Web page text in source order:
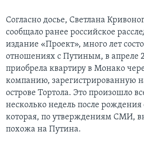
Согласно досье, Светлана
сообщало ранее российское
издание «Проект», много лет
отношениях с Путиным, в апреле
приобрела квартиру в Монако
компанию, зарегистрированную
острове Тортола. Это произошло
несколько недель после
которая, по утверждениям СМИ,
похожа на Путина.